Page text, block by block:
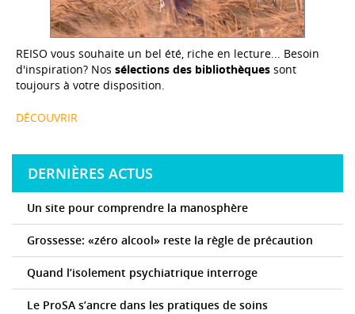
REISO vous souhaite un bel été, riche en lecture... Besoin
d'inspiration? Nos sélections des bibliothèques sont
toujours à votre disposition.
DÉCOUVRIR
DERNIÈRES ACTUS
Un site pour comprendre la manosphère
Grossesse: «zéro alcool» reste la règle de précaution
Quand l’isolement psychiatrique interroge
Le ProSA s’ancre dans les pratiques de soins